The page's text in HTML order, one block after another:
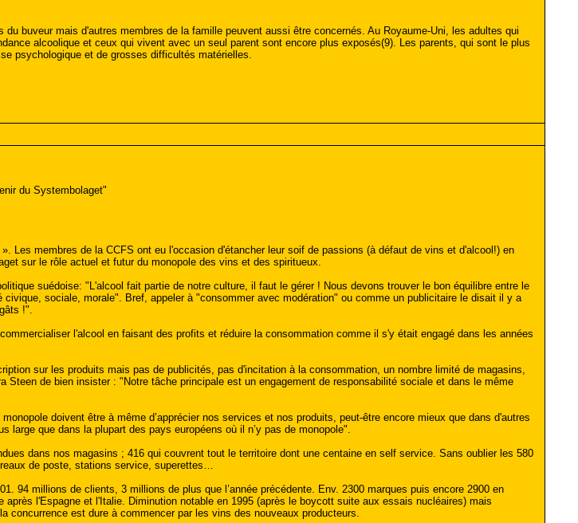
buveur mais d'autres membres de la famille peuvent aussi être concernés. Au Royaume-Uni, les adultes qui
alcoolique et ceux qui vivent avec un seul parent sont encore plus exposés(9). Les parents, qui sont le plus
psychologique et de grosses difficultés matérielles.
du Systembolaget"
Les membres de la CCFS ont eu l'occasion d'étancher leur soif de passions (à défaut de vins et d'alcool!) en
sur le rôle actuel et futur du monopole des vins et des spiritueux.
suédoise: "L'alcool fait partie de notre culture, il faut le gérer ! Nous devons trouver le bon équilibre entre le
sociale, morale". Bref, appeler à "consommer avec modération" ou comme un publicitaire le disait il y a
!".
l'alcool en faisant des profits et réduire la consommation comme il s'y était engagé dans les années
sur les produits mais pas de publicités, pas d'incitation à la consommation, un nombre limité de magasins,
de bien insister : "Notre tâche principale est un engagement de responsabilité sociale et dans le même
doivent être à même d’apprécier nos services et nos produits, peut-être encore mieux que dans d'autres
large que dans la plupart des pays européens où il n’y pas de monopole".
dans nos magasins ; 416 qui couvrent tout le territoire dont une centaine en self service. Sans oublier les 580
de poste, stations service, superettes…
94 millions de clients, 3 millions de plus que l’année précédente. Env. 2300 marques puis encore 2900 en
l'Espagne et l'Italie. Diminution notable en 1995 (après le boycott suite aux essais nucléaires) mais
concurrence est dure à commencer par les vins des nouveaux producteurs.